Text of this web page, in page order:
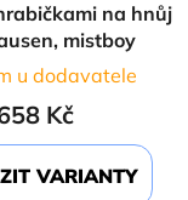
na hnůj
mistboy
u dodavatele
Kč
VARIANTY